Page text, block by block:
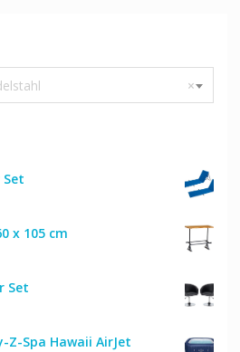
×
x 105 cm
Set
Z-Spa Hawaii AirJet